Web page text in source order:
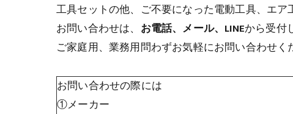
工具セットの他、ご不要になった電動工具、エア
お問い合わせは、 お電話、メール、LINEから受付
ご家庭用、業務用問わずお気軽にお問い合わせく
お問い合わせの際には
①メーカー